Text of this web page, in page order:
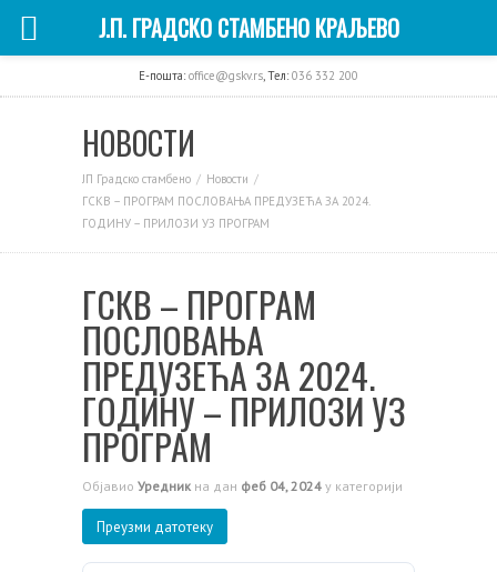
E-пошта: office@gskv.rs, Тел: 036 332 200
НОВОСТИ
ЈП Градско стамбено
Новости
ГСКВ – ПРОГРАМ ПОСЛОВАЊА ПРЕДУЗЕЋА ЗА 2024.
ГОДИНУ – ПРИЛОЗИ УЗ ПРОГРАМ
ГСКВ – ПРОГРАМ
ПОСЛОВАЊА
ПРЕДУЗЕЋА ЗА 2024.
ГОДИНУ – ПРИЛОЗИ УЗ
ПРОГРАМ
Објавио Уредник на дан феб 04, 2024 у категорији
Преузми датотеку
Ј.П. ГРАДСКО СТАМБЕНО КРАЉЕВО